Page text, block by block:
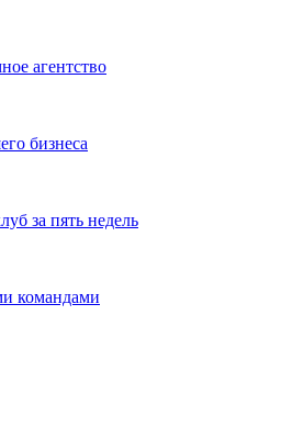
агентство
бизнеса
за пять недель
командами